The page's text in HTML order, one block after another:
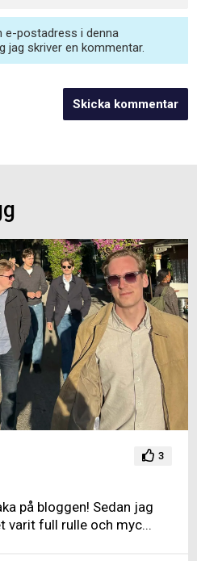
e-postadress i denna
jag skriver en kommentar.
3
på bloggen! Sedan jag
varit full rulle och myc...